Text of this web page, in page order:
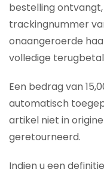
bestelling
trackingnummer
onaangeroerde
volledige
Een bedrag van
automatisch
artikel niet in
geretourneerd.
Indien u een